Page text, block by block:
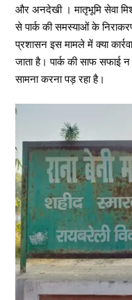
और अनदेखी । मातृभूमि सेवा
से पार्क की समस्याओं के
प्रशासन इस मामले में क्या
जाता है। पार्क की साफ सफाई न
सामना करना पड़ रहा है।